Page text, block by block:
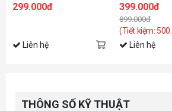
299.000đ
Liên hệ
RGB)
399.000đ
899.000đ
(Tiết kiệm:
Liên hệ
THÔNG SỐ KỸ THUẬT